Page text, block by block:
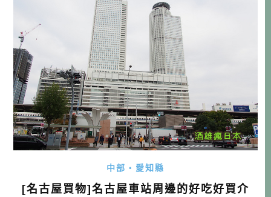
中部・愛知縣
[名古屋買物]名古屋車站周邊的好吃好買介